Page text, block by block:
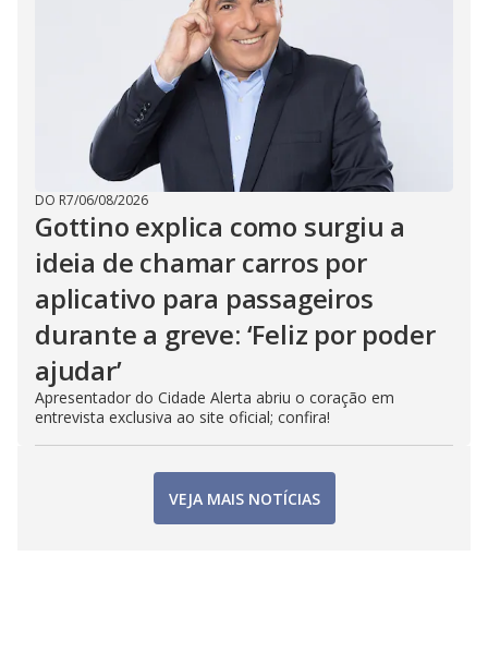
DO R7/06/08/2026
Gottino explica como surgiu a
ideia de chamar carros por
aplicativo para passageiros
durante a greve: ‘Feliz por poder
ajudar’
Apresentador do Cidade Alerta abriu o coração em
entrevista exclusiva ao site oficial; confira!
VEJA MAIS NOTÍCIAS